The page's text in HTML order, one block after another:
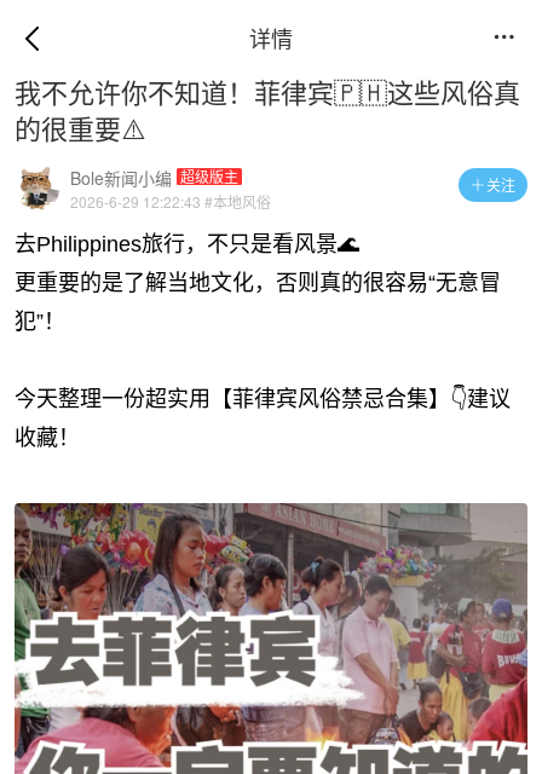
详情 
我不允许你不知道！菲律宾🇵🇭这些风俗真
的很重要⚠️
关注
Bole新闻小编 超级版主
2026-6-29 12:22:43 #本地风俗
去Philippines旅行，不只是看风景🌊
更重要的是了解当地文化，否则真的很容易“无意冒
犯”！
今天整理一份超实用【菲律宾风俗禁忌合集】👇建议
收藏！